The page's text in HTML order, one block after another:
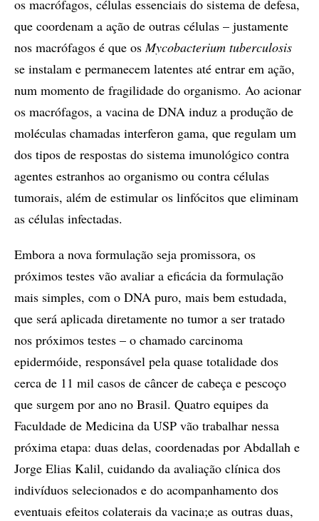
os macrófagos, células essenciais do sistema de defesa,
que coordenam a ação de outras células – justamente
nos macrófagos é que os Mycobacterium tuberculosis
se instalam e permanecem latentes até entrar em ação,
num momento de fragilidade do organismo. Ao acionar
os macrófagos, a vacina de DNA induz a produção de
moléculas chamadas interferon gama, que regulam um
dos tipos de respostas do sistema imunológico contra
agentes estranhos ao organismo ou contra células
tumorais, além de estimular os linfócitos que eliminam
as células infectadas.
Embora a nova formulação seja promissora, os
próximos testes vão avaliar a eficácia da formulação
mais simples, com o DNA puro, mais bem estudada,
que será aplicada diretamente no tumor a ser tratado
nos próximos testes – o chamado carcinoma
epidermóide, responsável pela quase totalidade dos
cerca de 11 mil casos de câncer de cabeça e pescoço
que surgem por ano no Brasil. Quatro equipes da
Faculdade de Medicina da USP vão trabalhar nessa
próxima etapa: duas delas, coordenadas por Abdallah e
Jorge Elias Kalil, cuidando da avaliação clínica dos
indivíduos selecionados e do acompanhamento dos
eventuais efeitos colaterais da vacina;e as outras duas,